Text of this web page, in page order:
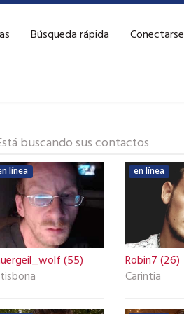
Búsqueda rápida Conectarse
buscando sus contactos
línea
(55)
en línea
Robin7 (26)
Carintia